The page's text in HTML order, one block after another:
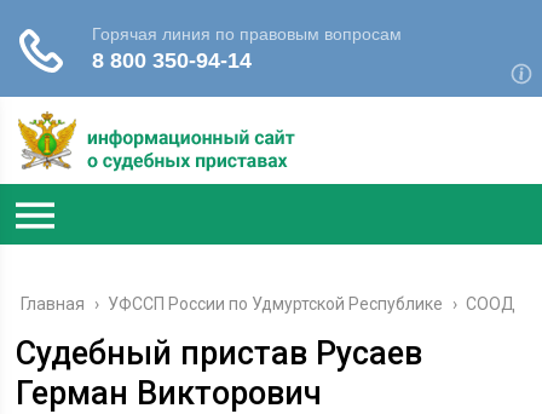
Главная › УФССП России по Удмуртской Республике › СООД
Судебный пристав Русаев
Герман Викторович